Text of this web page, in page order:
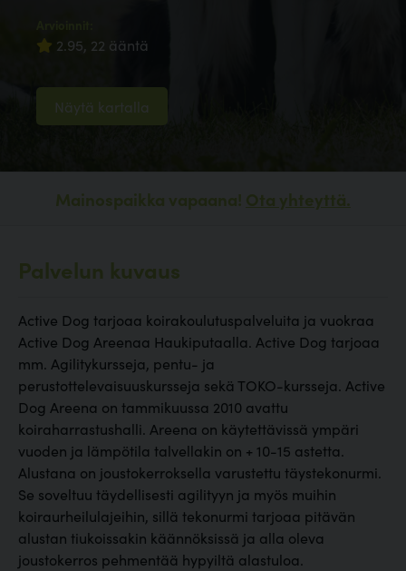
2.95, 22 ääntä
Näytä kartalla
Mainospaikka vapaana! Ota yhteyttä.
Palvelun kuvaus
Active Dog tarjoaa koirakoulutuspalveluita ja vuokraa
Active Dog Areenaa Haukiputaalla. Active Dog tarjoaa
mm. Agilitykursseja, pentu- ja
perustottelevaisuuskursseja sekä TOKO-kursseja. Active
Dog Areena on tammikuussa 2010 avattu
koiraharrastushalli. Areena on käytettävissä ympäri
vuoden ja lämpötila talvellakin on + 10-15 astetta.
Alustana on joustokerroksella varustettu täystekonurmi.
Se soveltuu täydellisesti agilityyn ja myös muihin
koiraurheilulajeihin, sillä tekonurmi tarjoaa pitävän
alustan tiukoissakin käännöksissä ja alla oleva
joustokerros pehmentää hypyiltä alastuloa.